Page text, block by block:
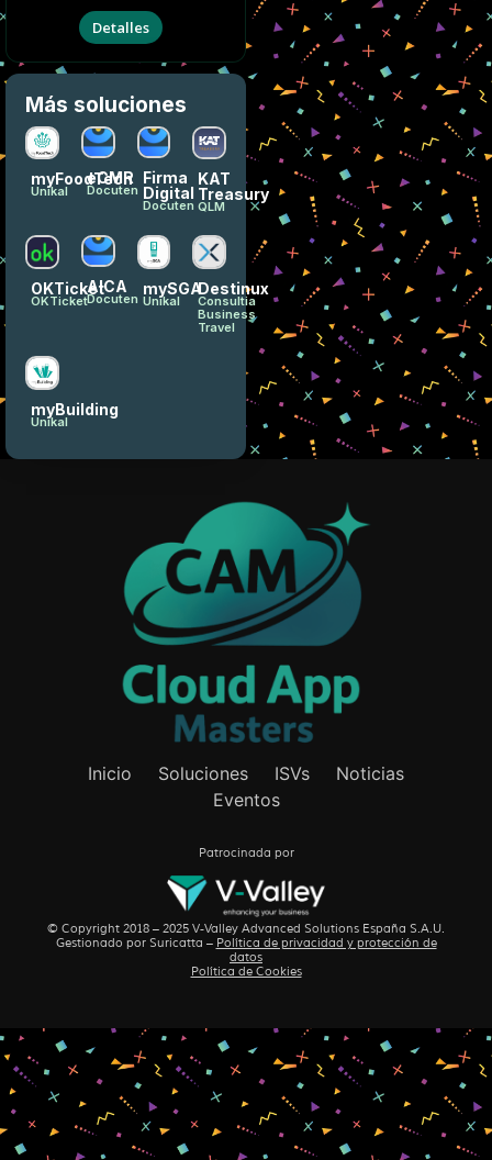
Detalles
Más soluciones
myFoodTech
Unikal
eCMR
Docuten
Firma
Digital
Docuten
KAT
Treasury
QLM
OKTicket
OKTicket
AICA
Docuten
mySGA
Unikal
Destinux
Consultia
Business
Travel
myBuilding
Unikal
Inicio Soluciones ISVs
Noticias
Eventos
Patrocinada por
© Copyright 2018 – 2025 V-Valley Advanced Solutions España S.A.U.
Gestionado por Suricatta – Política de privacidad y protección de
datos
Política de Cookies